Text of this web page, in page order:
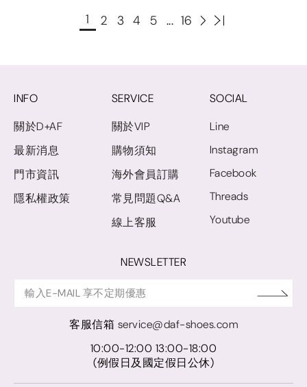
1 2 3 4 5 ... 16
INFO
關於D+AF
最新消息
門市資訊
隱私權政策
SERVICE
關於VIP
購物須知
海外會員訂購
常見問題Q&A
線上客服
SOCIAL
Line
Instagram
Facebook
Threads
Youtube
NEWSLETTER
客服信箱 service@daf-shoes.com
10:00-12:00 13:00-18:00
(例假日及國定假日公休)